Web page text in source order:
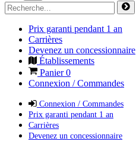
Prix garanti pendant 1 an
Carrières
Devenez un concessionnaire
Établissements
Panier0
Connexion / Commandes
Connexion / Commandes
Prix garanti pendant 1 an
Carrières
Devenez un concessionnaire